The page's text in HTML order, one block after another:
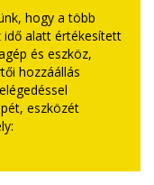
hogy a több
idő alatt értékesített
és eszköz,
hozzáállás
eszközét